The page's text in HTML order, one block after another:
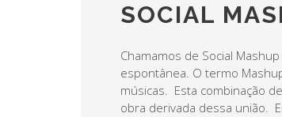
SOCIAL
Chamamos de Social
espontânea. O termo
músicas. Esta combinação
obra derivada dessa união.